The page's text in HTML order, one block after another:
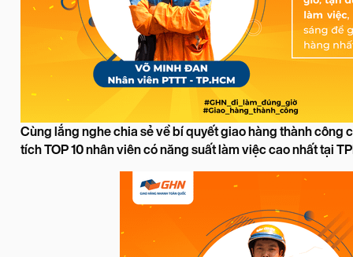
Cùng lắng nghe chia sẻ về bí quyết giao hàng thành công
tích TOP 10 nhân viên có năng suất làm việc cao nhất tại